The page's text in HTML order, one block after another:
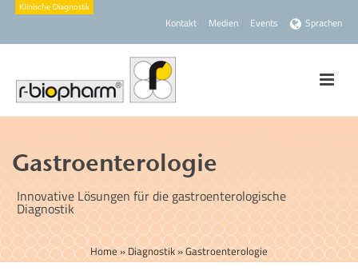
Kontakt Medien Events Sprachen
Gastroenterologie
Innovative Lösungen für die gastroenterologische
Diagnostik
Home»Diagnostik»Gastroenterologie